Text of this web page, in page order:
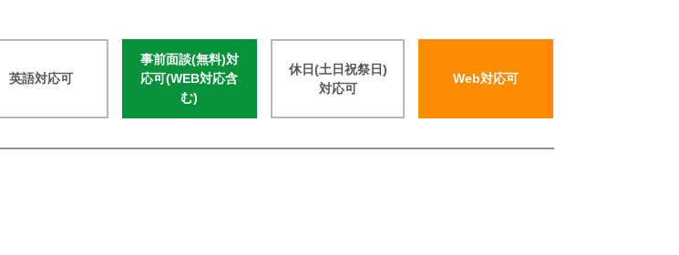
英語対応可
事前面談(無料)対
応可(WEB対応含
む)
休日(土日祝祭日)
対応可
Web対応可